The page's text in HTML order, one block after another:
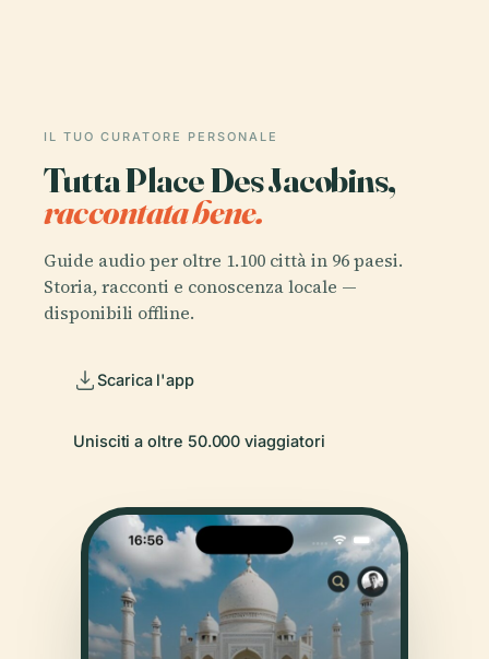
IL TUO CURATORE PERSONALE
Tutta Place Des Jacobins,
raccontata bene.
Guide audio per oltre 1.100 città in 96 paesi.
Storia, racconti e conoscenza locale —
disponibili offline.
Scarica l'app
Unisciti a oltre 50.000 viaggiatori